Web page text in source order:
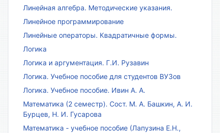
Линейная алгебра. Методические указания.
Линейное программирование
Линейные операторы. Квадратичные формы.
Логика
Логика и аргументация. Г.И. Рузавин
Логика. Учебное пособие для студентов ВУЗов
Логика. Учебное пособие. Ивин А. А.
Математика (2 семестр). Сост. М. А. Башкин, А. И.
Бурцев, Н. И. Гусарова
Математика - учебное пособие (Лапузина Е.Н.,